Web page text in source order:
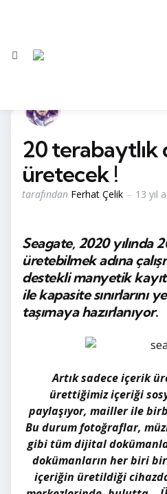
Menü
20 terabaytlık
üretecek !
tarafından
tarafından Ferhat Çelik 13 yıl
Seagate, 2020 yılında
üretebilmek adına
destekli manyetik
ile kapasite sınırlarını
taşımaya hazırlanıyor.
Artık sadece içerik
ürettiğimiz içeriği
paylaşıyor, mailler ile
Bu durum fotoğraflar,
gibi tüm dijital
dokümanların her biri
içeriğin üretildiği